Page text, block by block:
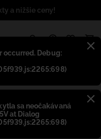
occurred. Debug:
sa neočakávaná
at Dialog
a nižšie ceny!